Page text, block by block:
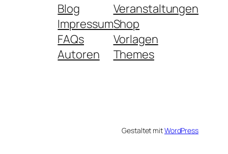
Blog
Impressum
FAQs
Autoren
Veranstaltungen
Shop
Vorlagen
Themes
Gestaltet mitWordPress